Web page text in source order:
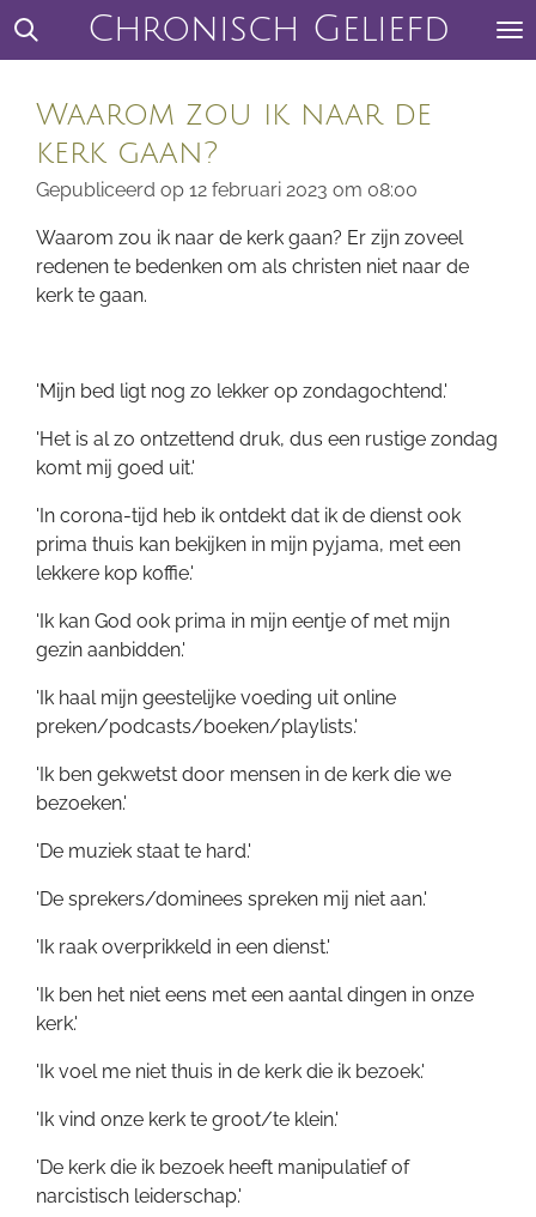
Ga
hoofdinhoud
Chronisch Geliefd
Waarom zou ik naar de
kerk gaan?
Gepubliceerd op 12 februari 2023 om 08:00
Waarom zou ik naar de kerk gaan? Er zijn zoveel
redenen te bedenken om als christen niet naar de
kerk te gaan.
'Mijn bed ligt nog zo lekker op zondagochtend.'
'Het is al zo ontzettend druk, dus een rustige zondag
komt mij goed uit.'
'In corona-tijd heb ik ontdekt dat ik de dienst ook
prima thuis kan bekijken in mijn pyjama, met een
lekkere kop koffie.'
'Ik kan God ook prima in mijn eentje of met mijn
gezin aanbidden.'
'Ik haal mijn geestelijke voeding uit online
preken/podcasts/boeken/playlists.'
'Ik ben gekwetst door mensen in de kerk die we
bezoeken.'
'De muziek staat te hard.'
'De sprekers/dominees spreken mij niet aan.'
'Ik raak overprikkeld in een dienst.'
'Ik ben het niet eens met een aantal dingen in onze
kerk.'
'Ik voel me niet thuis in de kerk die ik bezoek.'
'Ik vind onze kerk te groot/te klein.'
'De kerk die ik bezoek heeft manipulatief of
narcistisch leiderschap.'